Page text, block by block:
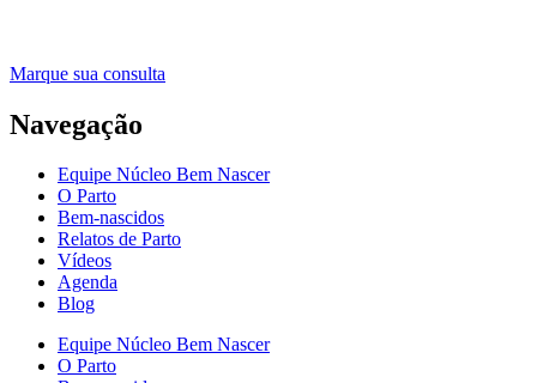
Marque sua consulta
Navegação
Equipe Núcleo Bem Nascer
O Parto
Bem-nascidos
Relatos de Parto
Vídeos
Agenda
Blog
Equipe Núcleo Bem Nascer
O Parto